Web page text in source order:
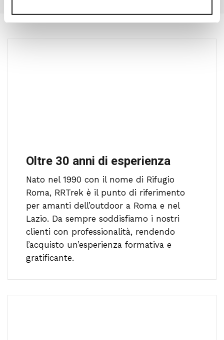
Oltre 30 anni di esperienza
Nato nel 1990 con il nome di Rifugio
Roma, RRTrek è il punto di riferimento
per amanti dell’outdoor a Roma e nel
Lazio. Da sempre soddisfiamo i nostri
clienti con professionalità, rendendo
l’acquisto un’esperienza formativa e
gratificante.